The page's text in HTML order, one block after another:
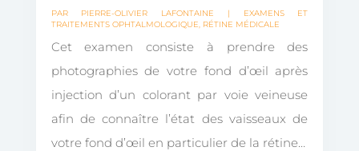
PAR PIERRE-OLIVIER LAFONTAINE |
EXAMENS ET
TRAITEMENTS OPHTALMOLOGIQUE RÉTINE MÉDICALE
Cet examen consiste à prendre des
photographies de votre fond d’œil après
injection d’un colorant par voie veineuse
afin de connaître l’état des vaisseaux de
votre fond d’œil en particulier de la rétine…